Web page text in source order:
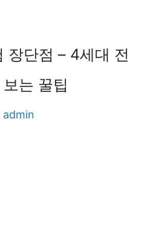
장단점 – 4세대 전
는 꿀팁
admin